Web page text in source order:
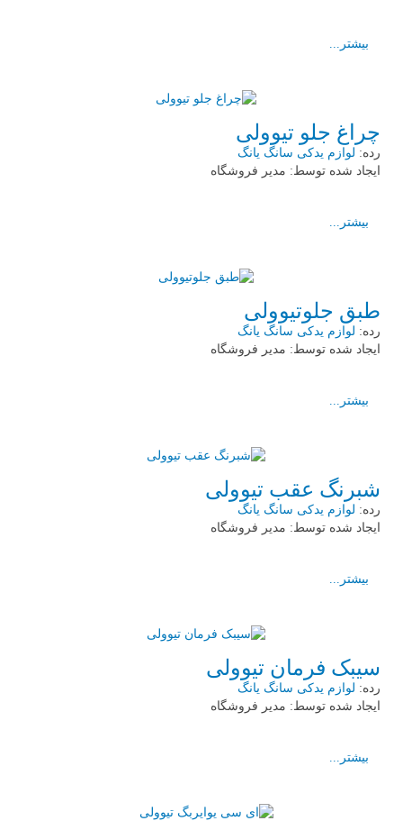
بیشتر...
چراغ جلو تیوولی
رده: لوازم یدکی سانگ یانگ
ایجاد شده توسط: مدیر فروشگاه
بیشتر...
طبق جلوتیوولی
رده: لوازم یدکی سانگ یانگ
ایجاد شده توسط: مدیر فروشگاه
بیشتر...
شبرنگ عقب تیوولی
رده: لوازم یدکی سانگ یانگ
ایجاد شده توسط: مدیر فروشگاه
بیشتر...
سیبک فرمان تیوولی
رده: لوازم یدکی سانگ یانگ
ایجاد شده توسط: مدیر فروشگاه
بیشتر...